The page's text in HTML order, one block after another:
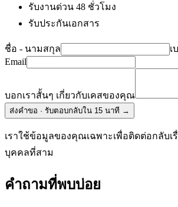
รับงานด่วน 48 ชั่วโมง
รับประกันเอกสาร
ชื่อ - นามสกุล
เ
Email
บอกเราสั้นๆ เกี่ยวกับเคสของคุณ
ส่งคำขอ · รับตอบกลับใน 15 นาที →
เราใช้ข้อมูลของคุณเฉพาะเพื่อติดต่อกลับเ
บุคคลที่สาม
คำถามที่พบบ่อย